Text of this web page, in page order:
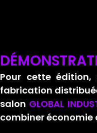
Pour cette
fabrication
salon GLOBAL
combiner